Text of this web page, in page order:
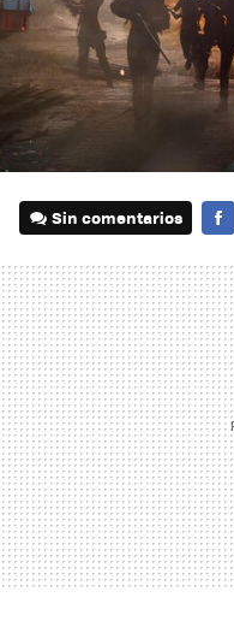
Sin comentarios